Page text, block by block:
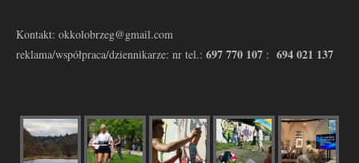
Kontakt: okkolobrzeg@gmail.com
reklama/współpraca/dziennikarze: nr tel.: 697 770 107 : 694 021 137